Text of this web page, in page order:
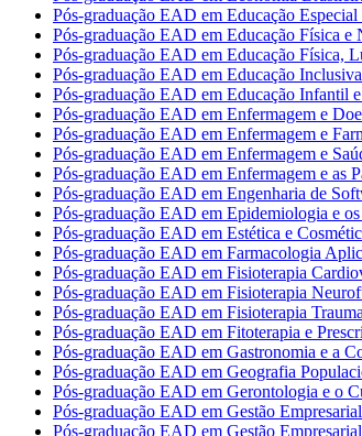
Pós-graduação EAD em Educação
Pós-graduação EAD em Educação Física e
Pós-graduação EAD em Educação Física,
Pós-graduação EAD em Educação
Pós-graduação EAD em Educação Infantil
Pós-graduação EAD em Enfermagem e
Pós-graduação EAD em Enfermagem e
Pós-graduação EAD em Enfermagem e
Pós-graduação EAD em Enfermagem e as
Pós-graduação EAD em Engenharia de
Pós-graduação EAD em Epidemiologia e
Pós-graduação EAD em Estética e
Pós-graduação EAD em Farmacologia
Pós-graduação EAD em Fisioterapia
Pós-graduação EAD em Fisioterapia
Pós-graduação EAD em Fisioterapia
Pós-graduação EAD em Fitoterapia e
Pós-graduação EAD em Gastronomia e a
Pós-graduação EAD em Geografia
Pós-graduação EAD em Gerontologia e o
Pós-graduação EAD em Gestão
Pós-graduação EAD em Gestão